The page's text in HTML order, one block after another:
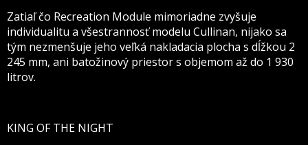
Zatiaľ čo Recreation Module mimoriadne zvyšuje
individualitu a všestrannosť modelu Cullinan, nijako sa
tým nezmenšuje jeho veľká nakladacia plocha s dĺžkou 2
245 mm, ani batožinový priestor s objemom až do 1 930
litrov.
KING OF THE NIGHT